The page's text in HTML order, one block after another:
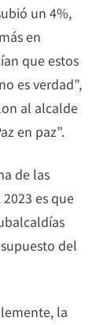
un 4%,
en
que estos
es verdad”,
al alcalde
en paz”.
de las
es que
del
la